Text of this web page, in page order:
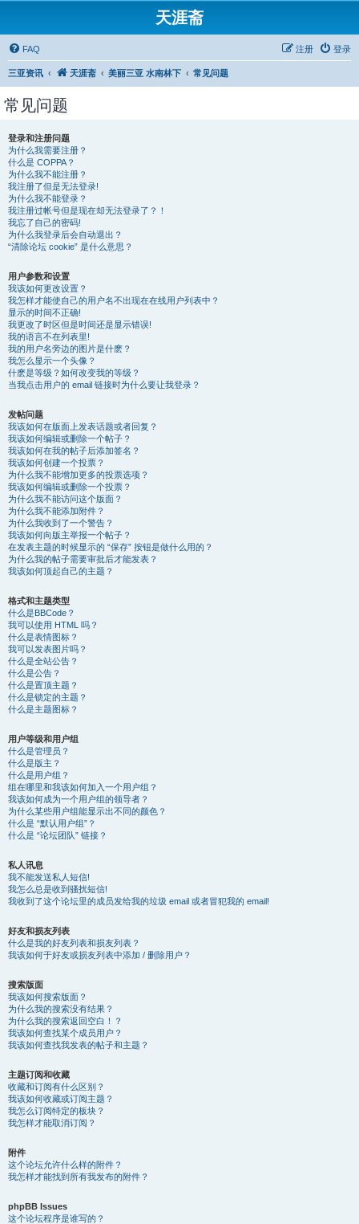
天涯斋
FAQ 登录
注册
三亚资讯 天涯斋 美丽三亚 水南林下 常见问题
常见问题
登录和注册问题
为什么我需要注册？
什么是 COPPA？
为什么我不能注册？
我注册了但是无法登录!
为什么我不能登录？
我注册过帐号但是现在却无法登录了？！
我忘了自己的密码!
为什么我登录后会自动退出？
“清除论坛 cookie” 是什么意思？
用户参数和设置
我该如何更改设置？
我怎样才能使自己的用户名不出现在在线用户列表中？
显示的时间不正确!
我更改了时区但是时间还是显示错误!
我的语言不在列表里!
我的用户名旁边的图片是什麽？
我怎么显示一个头像？
什麽是等级？如何改变我的等级？
当我点击用户的 email 链接时为什么要让我登录？
发帖问题
我该如何在版面上发表话题或者回复？
我该如何编辑或删除一个帖子？
我该如何在我的帖子后添加签名？
我该如何创建一个投票？
为什么我不能增加更多的投票选项？
我该如何编辑或删除一个投票？
为什么我不能访问这个版面？
为什么我不能添加附件？
为什么我收到了一个警告？
我该如何向版主举报一个帖子？
在发表主题的时候显示的 “保存” 按钮是做什么用的？
为什么我的帖子需要审批后才能发表？
我该如何顶起自己的主题？
格式和主题类型
什么是BBCode？
我可以使用 HTML 吗？
什么是表情图标？
我可以发表图片吗？
什么是全站公告？
什么是公告？
什么是置顶主题？
什么是锁定的主题？
什么是主题图标？
用户等级和用户组
什么是管理员？
什么是版主？
什么是用户组？
组在哪里和我该如何加入一个用户组？
我该如何成为一个用户组的领导者？
为什么某些用户组能显示出不同的颜色？
什么是 “默认用户组”？
什么是 “论坛团队” 链接？
私人讯息
我不能发送私人短信!
我怎么总是收到骚扰短信!
我收到了这个论坛里的成员发给我的垃圾 email 或者冒犯我的 email!
好友和损友列表
什么是我的好友列表和损友列表？
我该如何于好友或损友列表中添加 / 删除用户？
搜索版面
我该如何搜索版面？
为什么我的搜索没有结果？
为什么我的搜索返回空白！？
我该如何查找某个成员用户？
我该如何查找我发表的帖子和主题？
主题订阅和收藏
收藏和订阅有什么区别？
我该如何收藏或订阅主题？
我怎么订阅特定的板块？
我怎样才能取消订阅？
附件
这个论坛允许什么样的附件？
我怎样才能找到所有我发布的附件？
phpBB Issues
这个论坛程序是谁写的？